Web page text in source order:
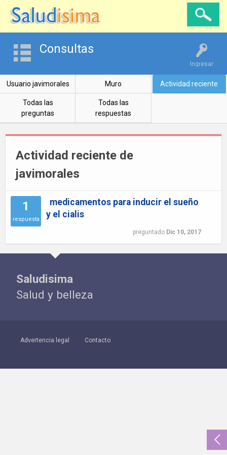
Ingresar
Consultas
Usuario javimorales Muro Actividad reciente
Todas las
preguntas
Todas las
respuestas
Actividad reciente de
javimorales
1
respuesta
medicamentos para inducir el sueño
y el cialis
preguntado Dic 10, 2017
Saludisima
Salud y belleza
Advertencia legal Contacto